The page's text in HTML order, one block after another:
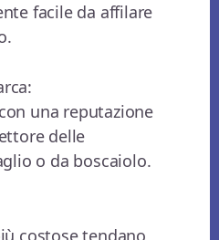
facile da affilare
una reputazione
delle
o da boscaiolo.